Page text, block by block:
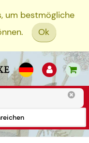
um bestmögliche
Ok